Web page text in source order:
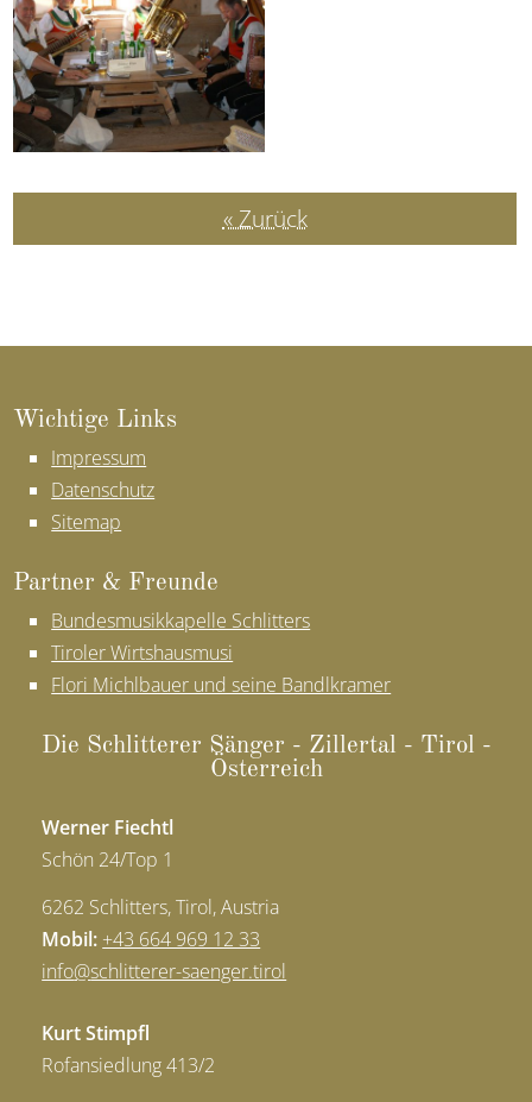
« Zurück
Wich­ti­ge Links
Impressum
Datenschutz
Sitemap
Part­ner & Freun­de
Bundesmusikkapelle Schlitters
Tiroler Wirtshausmusi
Flori Michlbauer und seine Bandlkramer
Die Schlit­te­rer Sän­ger - Zil­ler­tal - Ti­rol -
Öster­reich
Werner Fiechtl
Schön 24/Top 1
6262 Schlitters, Tirol, Austria
Mobil: +43 664 969 12 33
info@schlitterer-saenger.tirol
Kurt Stimpfl
Rofansiedlung 413/2